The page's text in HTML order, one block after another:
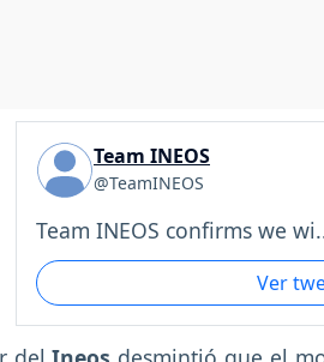
Team INEOS
@TeamINEOS
Team INEOS confirms we
Ver